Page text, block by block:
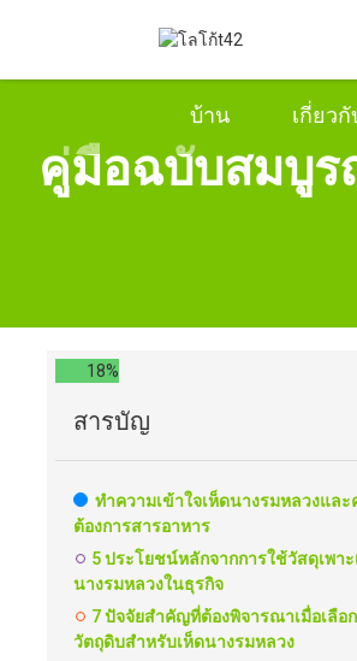
บ้าน เกี่ยวกั
คู่มือฉบับสมบูร
18%
สารบัญ
ทำความเข้าใจเห็ดนางรมหลวงและ
ต้องการสารอาหาร
5 ประโยชน์หลักจากการใช้วัสดุเพาะ
นางรมหลวงในธุรกิจ
7 ปัจจัยสำคัญที่ต้องพิจารณาเมื่อเลือ
วัตถุดิบสำหรับเห็ดนางรมหลวง